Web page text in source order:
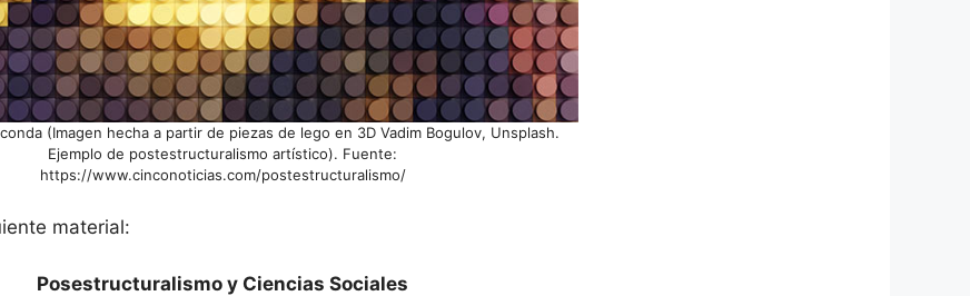
(Imagen hecha a partir de piezas de lego en 3D Vadim Bogulov, Unsplash.
Ejemplo de postestructuralismo artístico). Fuente:
https://www.cinconoticias.com/postestructuralismo/
material:
Posestructuralismo y Ciencias Sociales